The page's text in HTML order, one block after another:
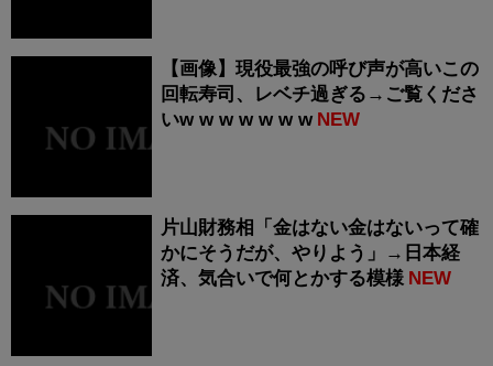
【画像】現役最強の呼び声が高いこの
回転寿司、レベチ過ぎる→ご覧くださ
いw w w w w w w NEW
片山財務相「金はない金はないって確
かにそうだが、やりよう」→日本経
済、気合いで何とかする模様 NEW